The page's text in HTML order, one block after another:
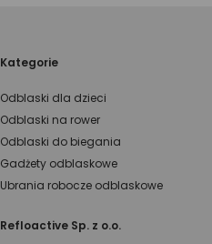
Kategorie
Odblaski dla dzieci
Odblaski na rower
Odblaski do biegania
Gadżety odblaskowe
Ubrania robocze odblaskowe
Refloactive Sp. z o.o.